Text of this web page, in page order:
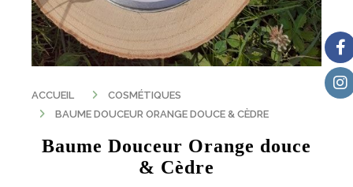
ACCUEIL
COSMÉTIQUES
BAUME DOUCEUR ORANGE DOUCE & CÈDRE
Baume Douceur Orange douce
& Cèdre